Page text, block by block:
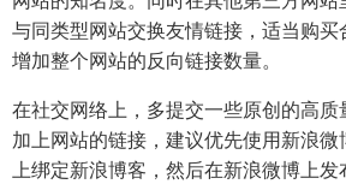
与同类型网站交换友情链接，适当购
增加整个网站的反向链接数量。
在社交网络上，多提交一些原创的高
加上网站的链接，建议优先使用新浪
上绑定新浪博客，然后在新浪微博上